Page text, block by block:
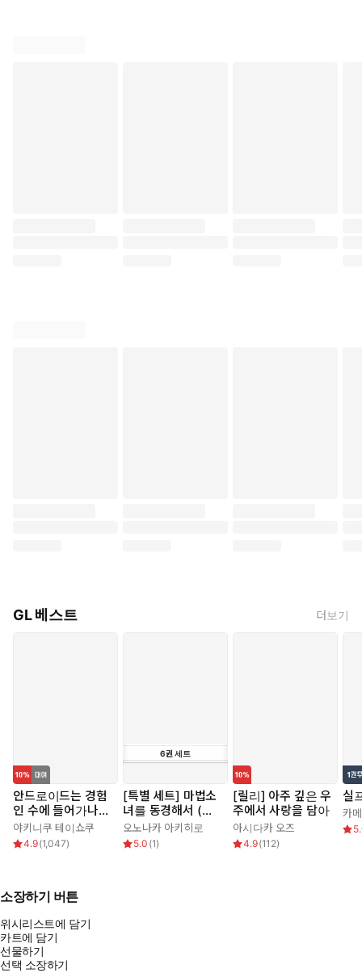
GL 베스트 더보기
안드로이드는 경험
인 수에 들어가나
요??
야키니쿠 테이쇼쿠
4.9(1,047)
6권 세트
[특별 세트] 마법소
녀를 동경해서 (총
6권)
오노나카 아키히로
5.0 (1)
[릴리] 아주 깊은 우
주에서 사랑을 담아
아시다카 오즈
4.9(112)
실
카
소장하기 버튼
위시리스트에 담기
카트에 담기
선물하기
선택 소장하기